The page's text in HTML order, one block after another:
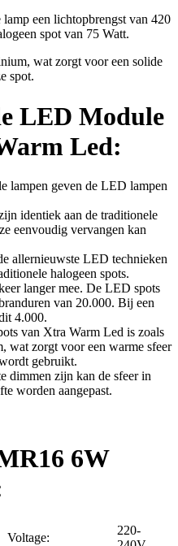
een lichtopbrengst van 420
spot van 75 Watt.
wat zorgt voor een solide
spot.
LED Module
Led:
lampen geven de LED lampen
identiek aan de traditionele
eenvoudig vervangen kan
allernieuwste LED technieken
halogeen spots.
langer mee. De LED spots
van 20.000. Bij een
4.000.
van Xtra Warm Led is zoals
wat zorgt voor een warme sfeer
gebruikt.
dimmen zijn kan de sfeer in
worden aangepast.
6W
Voltage:
220-